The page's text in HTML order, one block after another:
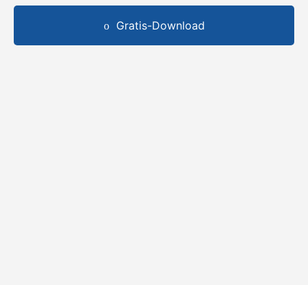
Gratis-Download